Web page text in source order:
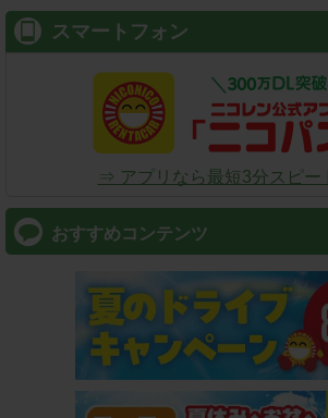
スマートフォン
⇒ アプリなら最短3分スピー
おすすめコンテンツ